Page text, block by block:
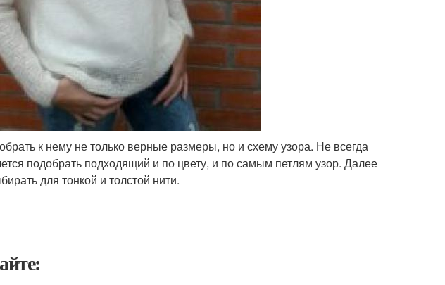
к нему не только верные размеры, но и схему узора. Не всегда
подобрать подходящий и по цвету, и по самым петлям узор. Далее
для тонкой и толстой нити.